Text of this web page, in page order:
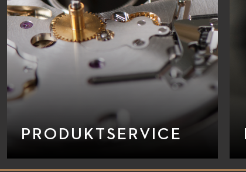
PRODUKTSERVICE